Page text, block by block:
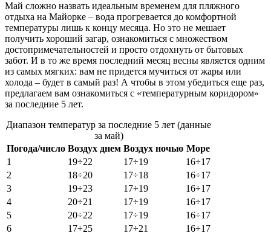
Май сложно назвать идеальным временем для пляжного
отдыха на Майорке – вода прогревается до комфортной
температуры лишь к концу месяца. Но это не мешает
получить хороший загар, ознакомиться с множеством
достопримечательностей и просто отдохнуть от бытовых
забот. И в то же время последний месяц весны является одним
из самых мягких: вам не придется мучиться от жары или
холода – будет в самый раз! А чтобы в этом убедиться еще раз,
предлагаем вам ознакомиться с «температурным коридором»
за последние 5 лет.
Диапазон температур за последние 5 лет (данные
за май)
Погода/число Воздух днем Воздух ночью Море
1
19÷22 17÷19
16÷17
2
18÷20 17÷18
16÷17
3
19÷23 17÷19
16÷17
4
20÷21 17÷19
16÷17
5
20÷22 17÷19
16÷17
6
17÷25 17÷21
16÷17